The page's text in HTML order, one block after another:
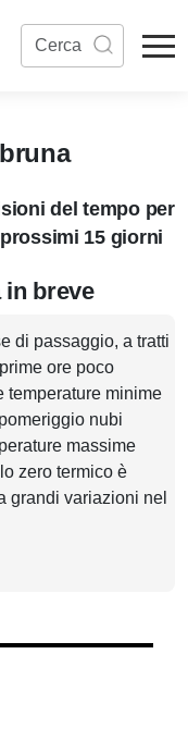
del tempo per
15 giorni
in breve
di passaggio, a tratti
ore poco
temperature minime
nubi
massime
zero termico è
grandi variazioni nel